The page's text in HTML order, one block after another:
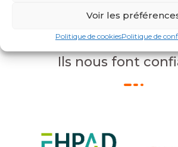
Voir les
Politique de cookiesPolitique de
Ils nous font